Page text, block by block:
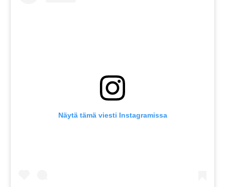
Näytä tämä viesti Instagramissa